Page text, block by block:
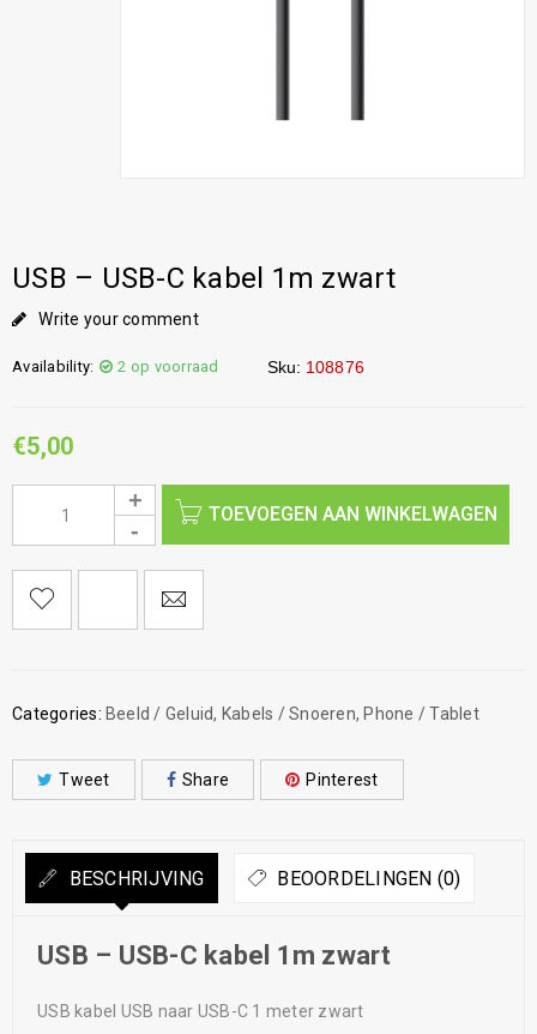
USB – USB-C kabel 1m zwart
Write your comment
Availability: 2 op voorraad Sku: 108876
€5,00
TOEVOEGEN AAN WINKELWAGEN
Categories: Beeld / Geluid, Kabels / Snoeren, Phone / Tablet
Tweet Share Pinterest
BESCHRIJVING BEOORDELINGEN (0)
USB – USB-C kabel 1m zwart
USB kabel USB naar USB-C 1 meter zwart